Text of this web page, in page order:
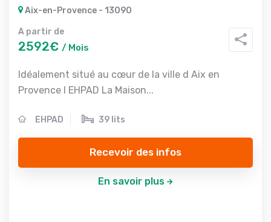
Aix-en-Provence - 13090
A partir de
2592€ / Mois
Idéalement situé au cœur de la ville d Aix en
Provence l EHPAD La Maison...
EHPAD 39 lits
Recevoir des infos
En savoir plus